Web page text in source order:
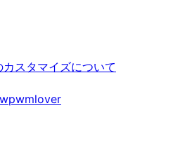
スタマイズについて
wpwmlover